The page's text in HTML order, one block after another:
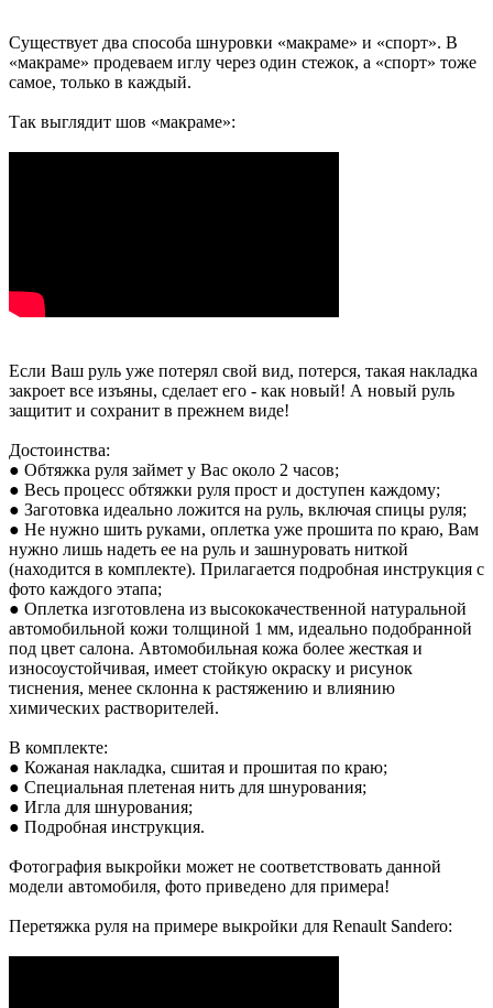
Существует два способа шнуровки «макраме» и «спорт». В
«макраме» продеваем иглу через один стежок, а «спорт» тоже
самое, только в каждый.
Так выглядит шов «макраме»:
Если Ваш руль уже потерял свой вид, потерся, такая накладка
закроет все изъяны, сделает его - как новый! А новый руль
защитит и сохранит в прежнем виде!
Достоинства:
● Обтяжка руля займет у Вас около 2 часов;
● Весь процесс обтяжки руля прост и доступен каждому;
● Заготовка идеально ложится на руль, включая спицы руля;
● Не нужно шить руками, оплетка уже прошита по краю, Вам
нужно лишь надеть ее на руль и зашнуровать ниткой
(находится в комплекте). Прилагается подробная инструкция с
фото каждого этапа;
● Оплетка изготовлена из высококачественной натуральной
автомобильной кожи толщиной 1 мм, идеально подобранной
под цвет салона. Автомобильная кожа более жесткая и
износоустойчивая, имеет стойкую окраску и рисунок
тиснения, менее склонна к растяжению и влиянию
химических растворителей.
В комплекте:
● Кожаная накладка, сшитая и прошитая по краю;
● Специальная плетеная нить для шнурования;
● Игла для шнурования;
● Подробная инструкция.
Фотография выкройки может не соответствовать данной
модели автомобиля, фото приведено для примера!
Перетяжка руля на примере выкройки для Renault Sandero: